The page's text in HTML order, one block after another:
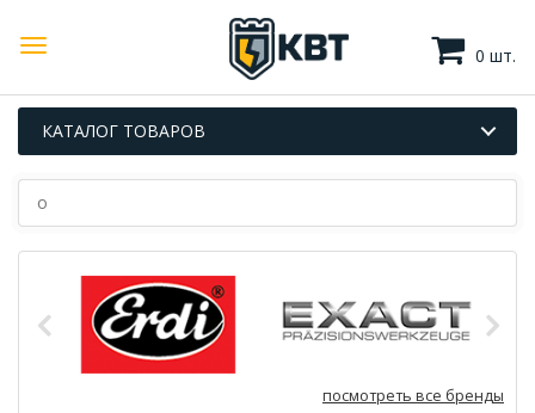
0 шт.
КАТАЛОГ ТОВАРОВ
посмотреть все бренды